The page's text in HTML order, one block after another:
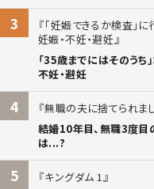
3
「妊娠できるか検査」
妊娠・不妊・避妊
「35歳までにはそのうち
不妊・避妊
4
無職の夫に捨てられま
結婚10年目、無職3度目
は...?
5
キングダム 1